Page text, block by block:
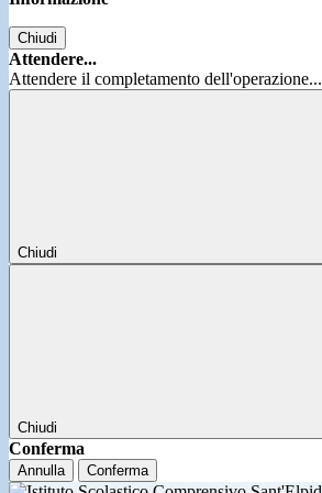
Chiudi
Attendere...
Attendere il completamento dell'operazione...
Chiudi
Chiudi
Conferma
Annulla Conferma